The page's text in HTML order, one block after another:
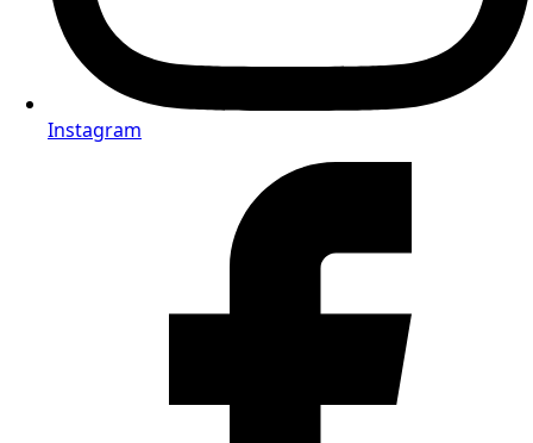
Instagram